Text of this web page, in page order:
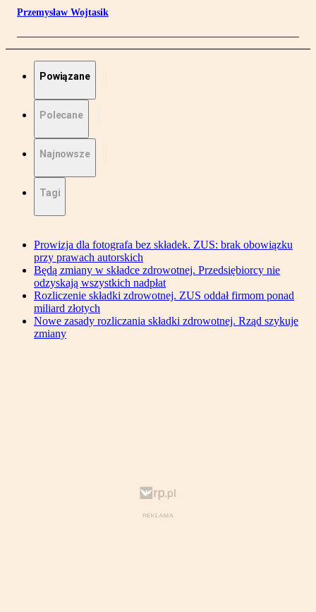
Przemysław Wojtasik
Powiązane
Polecane
Najnowsze
Tagi
Prowizja dla fotografa bez składek. ZUS: brak obowiązku
przy prawach autorskich
Będą zmiany w składce zdrowotnej. Przedsiębiorcy nie
odzyskają wszystkich nadpłat
Rozliczenie składki zdrowotnej. ZUS oddał firmom ponad
miliard złotych
Nowe zasady rozliczania składki zdrowotnej. Rząd szykuje
zmiany